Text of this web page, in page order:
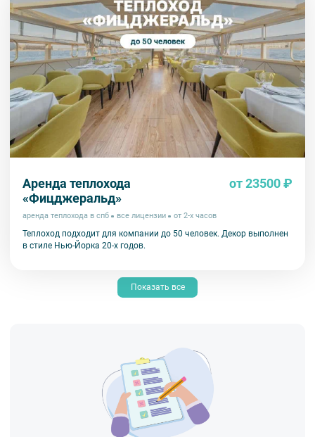
Аренда теплохода
«Фицджеральд»
от 23500 ₽
аренда теплохода в спб все лицензии от 2-х часов
Теплоход подходит для компании до 50 человек. Декор выполнен
в стиле Нью-Йорка 20-х годов.
Показать все